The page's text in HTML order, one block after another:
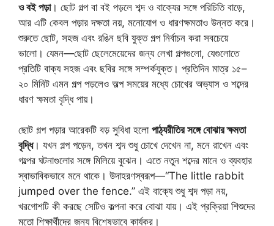
ও বই পড়া। ছোট গল্প বা বই পড়লে শব্দ ও বাক্যের সঙ্গে পরিচিতি বাড়ে,
আর এটি কেবল পড়ার দক্ষতা নয়, মনোযোগ ও ধারণক্ষমতাও উন্নত করে।
শুরুতে ছোট, সহজ এবং রঙিন ছবি যুক্ত গল্প নির্বাচন করা সবচেয়ে
ভালো। যেমন—ছোট ছেলেমেয়েদের জন্য লেখা গল্পগুলো, যেগুলোতে
প্রতিটি বাক্য সহজ এবং ছবির সঙ্গে সম্পর্কযুক্ত। প্রতিদিন মাত্র ১৫–
২০ মিনিট এমন গল্প পড়লেও অল্প সময়ের মধ্যে চোখের অভ্যাস ও শব্দের
ধারণ ক্ষমতা বৃদ্ধি পায়।
ছোট গল্প পড়ার আরেকটি বড় সুবিধা হলো পাঠ্যরীতির সঙ্গে বোঝার ক্ষমতা
বৃদ্ধি। যখন গল্প পড়েন, তখন শব্দ শুধু চোখে দেখেন না, মনে রাখেন এবং
গল্পের ঘটনাগুলোর সঙ্গে মিলিয়ে বুঝেন। এতে নতুন শব্দের মানে ও ব্যবহার
স্বাভাবিকভাবে মনে থাকে। উদাহরণস্বরূপ—“The little rabbit
jumped over the fence.” এই বাক্যে শুধু শব্দ পড়া নয়,
খরগোশটি কী করছে সেটিও কল্পনা করে বোঝা যায়। এই প্রক্রিয়া শিশুদের
মতো শিক্ষার্থীদের জন্য বিশেষভাবে কার্যকর।